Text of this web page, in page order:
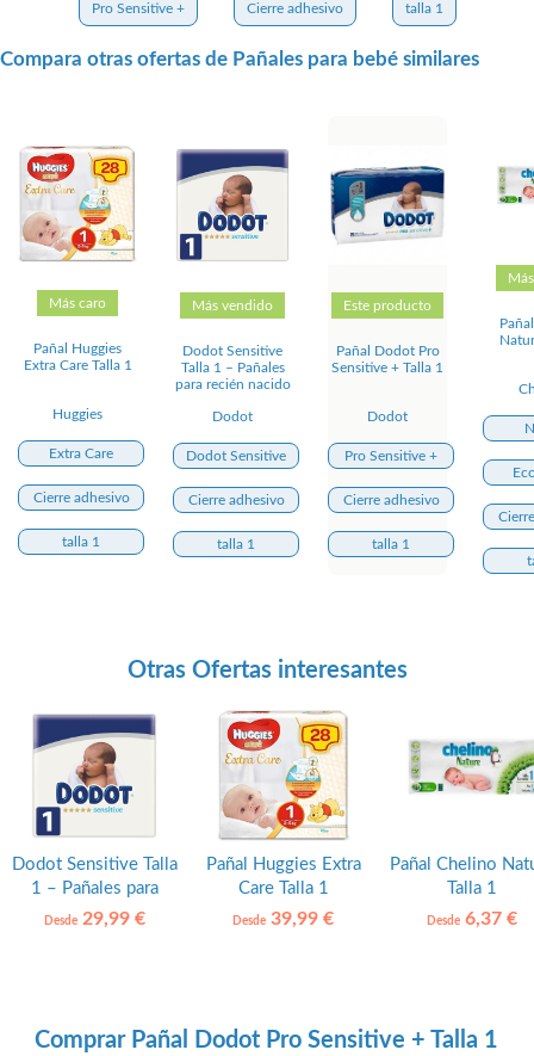
Pro Sensitive + Cierre adhesivo talla 1
Compara otras ofertas de Pañales para bebé similares
Más caro
Pañal Huggies
Extra Care Talla 1
Huggies
Extra Care
Cierre adhesivo
talla 1
Más vendido
Dodot Sensitive
Talla 1 – Pañales
para recién nacido
Dodot
Dodot Sensitive
Cierre adhesivo
talla 1
Este producto
Pañal Dodot Pro
Sensitive + Talla 1
Dodot
Pro Sensitive +
Cierre adhesivo
talla 1
Otras Ofertas interesantes
Dodot Sensitive Talla
1 – Pañales para
recién nacido
Desde29,99 €
Pañal Huggies Extra
Care Talla 1
Desde 39,99 €
Pañal Chelino
Talla 1
Desde 6,37 €
Comprar Pañal Dodot Pro Sensitive + Talla 1